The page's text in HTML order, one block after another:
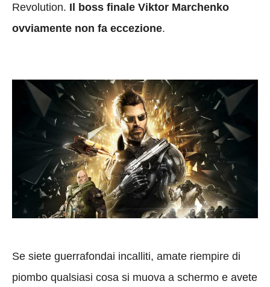
Revolution. Il boss finale Viktor Marchenko
ovviamente non fa eccezione.
Se siete guerrafondai incalliti, amate riempire di
piombo qualsiasi cosa si muova a schermo e avete